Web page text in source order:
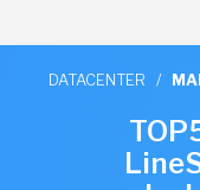
DATACENTER /